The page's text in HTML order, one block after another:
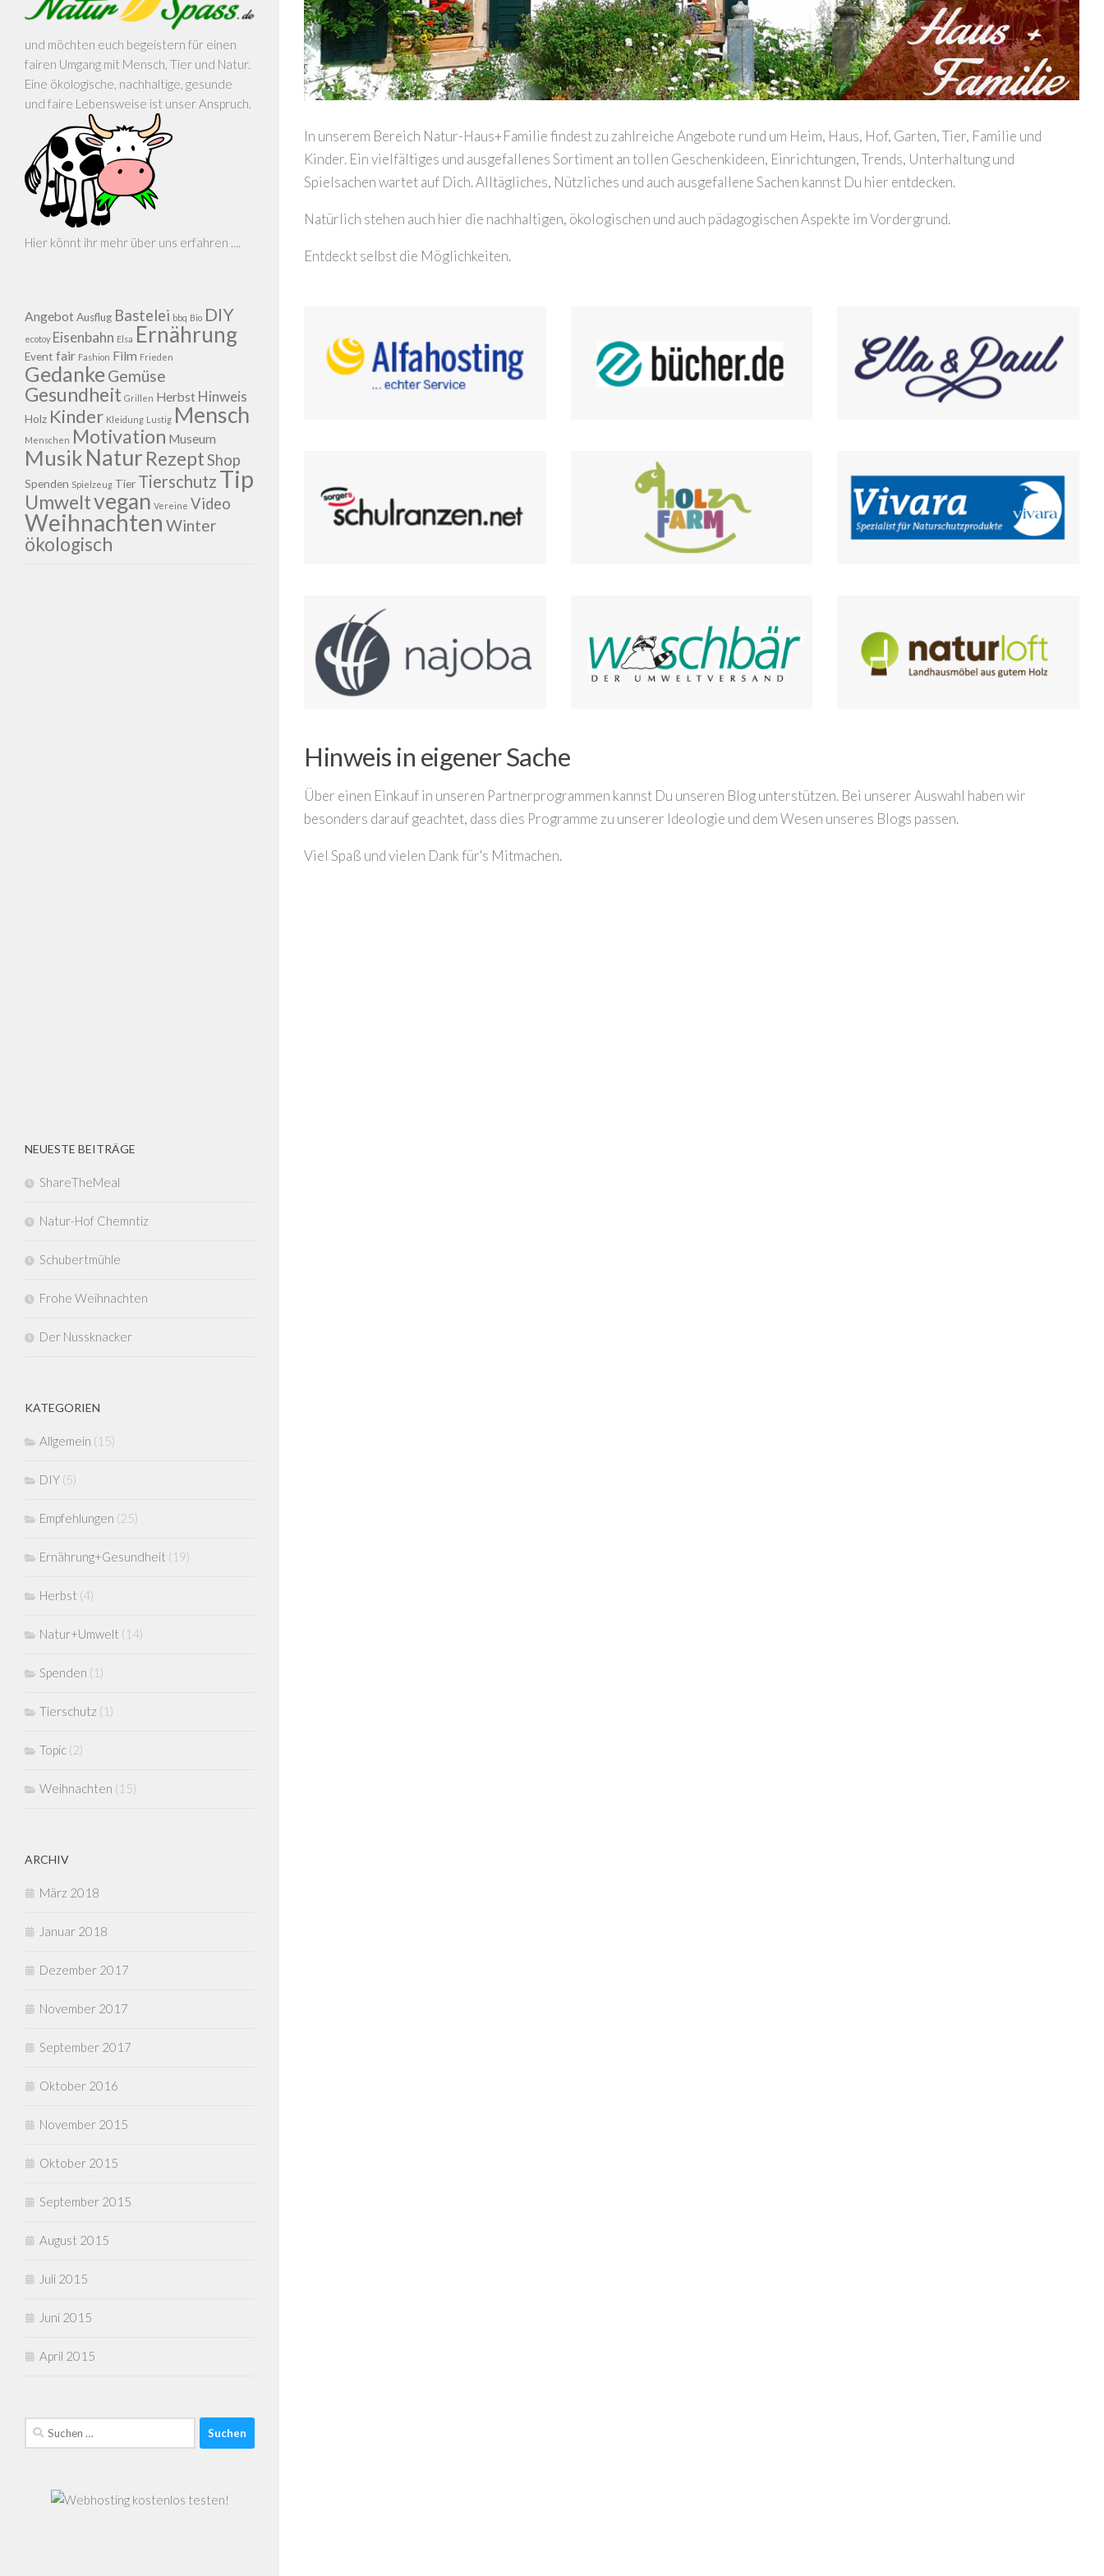
In unserem Bereich Natur-Haus+Familie findest zu zahlreiche Angebote rund um Heim, Haus, Hof, Garten, Tier, Familie und
Kinder. Ein vielfältiges und ausgefallenes Sortiment an tollen Geschenkideen, Einrichtungen, Trends, Unterhaltung und
Spielsachen wartet auf Dich. Alltägliches, Nützliches und auch ausgefallene Sachen kannst Du hier entdecken.
Natürlich stehen auch hier die nachhaltigen, ökologischen und auch pädagogischen Aspekte im Vordergrund.
Entdeckt selbst die Möglichkeiten.
Hinweis in eigener Sache
Über einen Einkauf in unseren Partnerprogrammen kannst Du unseren Blog unterstützen. Bei unserer Auswahl haben wir
besonders darauf geachtet, dass dies Programme zu unserer Ideologie und dem Wesen unseres Blogs passen.
Viel Spaß und vielen Dank für's Mitmachen.
und möchten euch begeistern für einen
fairen Umgang mit Mensch, Tier und Natur.
Eine ökologische, nachhaltige, gesunde
und faire Lebensweise ist unser Anspruch.
Hier könnt ihr mehr über uns erfahren ....
AngebotAusflug Bastelei bbq Bio DIY
ecotoy Eisenbahn Elsa Ernährung
Event fair Fashion Film Frieden
GedankeGemüse
Gesundheit Grillen Herbst Hinweis
Holz Kinder Kleidung Lustig Mensch
Menschen Motivation Museum
Musik NaturRezeptShop
Spenden Spielzeug Tier Tierschutz Tip
Umweltvegan Vereine Video
Weihnachten Winter
ökologisch
NEUESTE BEITRÄGE
ShareTheMeal
Natur-Hof Chemntiz
Schubertmühle
Frohe Weihnachten
Der Nussknacker
KATEGORIEN
Allgemein (15)
DIY (5)
Empfehlungen (25)
Ernährung+Gesundheit (19)
Herbst (4)
Natur+Umwelt (14)
Spenden (1)
Tierschutz (1)
Topic (2)
Weihnachten (15)
ARCHIV
März 2018
Januar 2018
Dezember 2017
November 2017
September 2017
Oktober 2016
November 2015
Oktober 2015
September 2015
August 2015
Juli 2015
Juni 2015
April 2015
Suchen
nach: